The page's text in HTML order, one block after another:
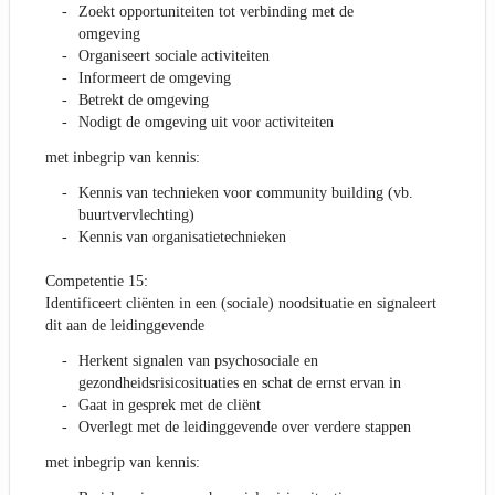
Zoekt opportuniteiten tot verbinding met de
omgeving
Organiseert sociale activiteiten
Informeert de omgeving
Betrekt de omgeving
Nodigt de omgeving uit voor activiteiten
met inbegrip van kennis:
Kennis van technieken voor community building (vb.
buurtvervlechting)
Kennis van organisatietechnieken
Competentie 15:
Identificeert cliënten in een (sociale) noodsituatie en signaleert
dit aan de leidinggevende
Herkent signalen van psychosociale en
gezondheidsrisicosituaties en schat de ernst ervan in
Gaat in gesprek met de cliënt
Overlegt met de leidinggevende over verdere stappen
met inbegrip van kennis: